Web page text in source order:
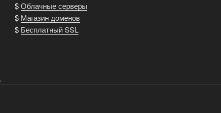
$Облачные серверы
$ Магазин доменов
$ Бесплатный SSL
.